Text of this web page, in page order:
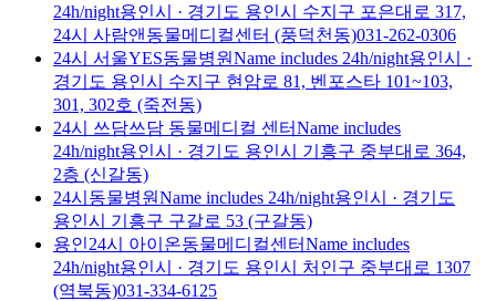
24h/night용인시 · 경기도 용인시 수지구 포은대로 317,
24시 사람앤동물메디컬센터 (풍덕천동)031-262-0306
24시 서울YES동물병원Name includes 24h/night용인시
·
경기도 용인시 수지구 현암로 81, 벤포스타 101~103,
301, 302호 (죽전동)
24시 쓰담쓰담 동물메디컬 센터Name includes
24h/night용인시 · 경기도 용인시 기흥구 중부대로 364,
2층 (신갈동)
24시동물병원Name includes 24h/night용인시 · 경기도
용인시 기흥구 구갈로 53 (구갈동)
용인24시 아이온동물메디컬센터Name includes
24h/night용인시 · 경기도 용인시 처인구 중부대로 1307
(역북동)031-334-6125